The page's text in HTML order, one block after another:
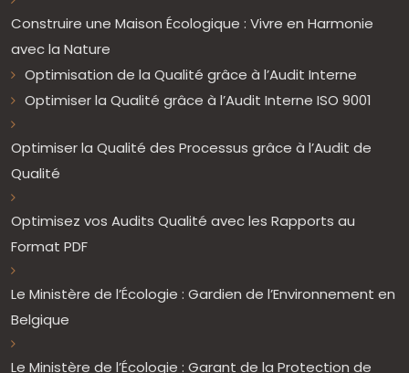
Construire une Maison Écologique : Vivre en Harmonie
avec la Nature
Optimisation de la Qualité grâce à l’Audit Interne
Optimiser la Qualité grâce à l’Audit Interne ISO 9001
Optimiser la Qualité des Processus grâce à l’Audit de
Qualité
Optimisez vos Audits Qualité avec les Rapports au
Format PDF
Le Ministère de l’Écologie : Gardien de l’Environnement en
Belgique
Le Ministère de l’Écologie : Garant de la Protection de